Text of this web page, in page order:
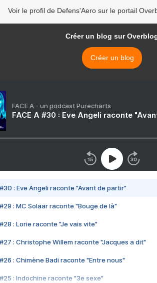
Voir le profil de Defens'Aero sur le portail
Créer un blog sur
Créer un blog
FACE A - un podcast Purecharts
FACE A #30 : Eve Angeli raconte
#30 : Eve Angeli raconte "Avant de partir"
#29 : MC Solaar raconte "Bouge de là"
#28 : Lorie raconte "Je vais vite"
#27 : Christophe Willem raconte "Jacques a dit"
#26 : Chimène Badi raconte "Entre nous"
#25 : Indochine raconte "3e sexe"